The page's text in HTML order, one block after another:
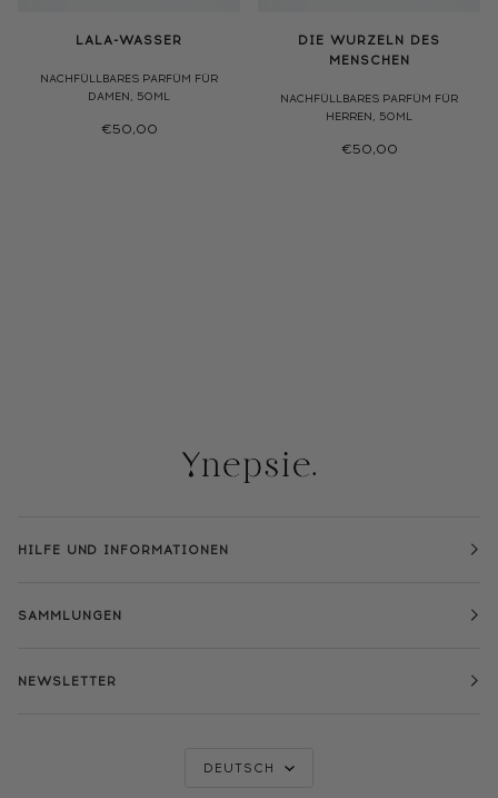
LALA-WASSER
NACHFÜLLBARES PARFÜM FÜR
DAMEN, 50ML
€50,00
DIE WURZELN DES
MENSCHEN
NACHFÜLLBARES PARFÜM FÜR
HERREN, 50ML
€50,00
HILFE UND INFORMATIONEN
SAMMLUNGEN
NEWSLETTER
DEUTSCH